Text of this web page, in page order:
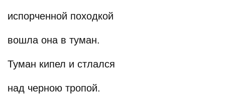
испорченной походкой
вошла она в туман.
Туман кипел и стлался
над черною тропой.